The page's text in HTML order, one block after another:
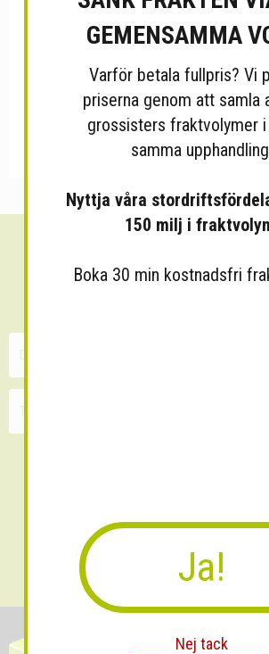
Sänk dina
GEMENSAMMA
Varför betala fullpris? Vi
priserna genom att samla
grossisters fraktvolymer i
samma
Nyttja våra
150 milj i
Boka 30 min kostnadsfri
Ja!
Nej tack